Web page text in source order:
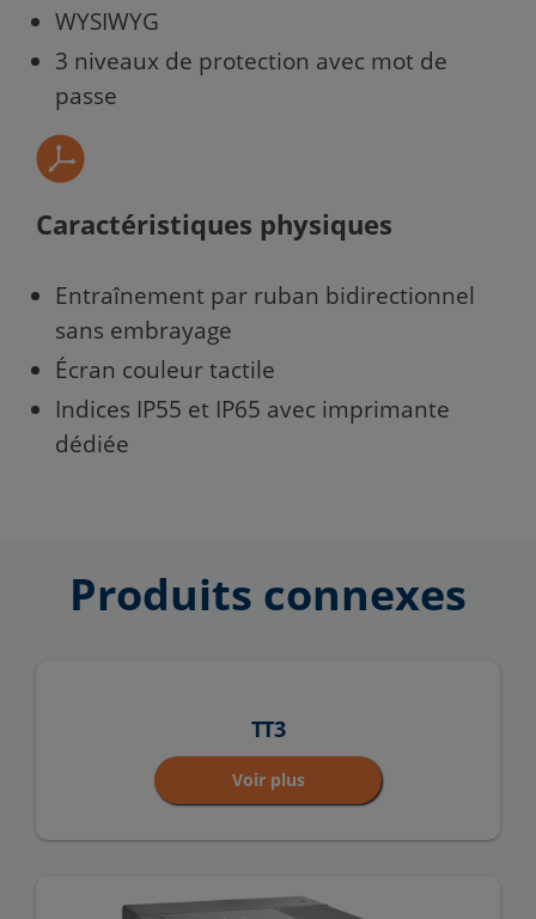
WYSIWYG
3 niveaux de protection avec mot de
passe
Caractéristiques physiques
Entraînement par ruban bidirectionnel
sans embrayage
Écran couleur tactile
Indices IP55 et IP65 avec imprimante
dédiée
Produits connexes
TT3
Voir plus